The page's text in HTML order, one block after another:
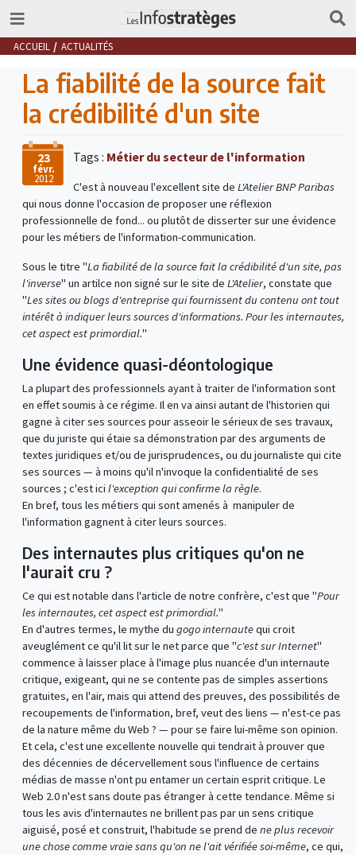
ACCUEIL ACTUALITÉS
La fiabilité de la source fait
la crédibilité d'un site
23
févr.
2012
Tags : Métier du secteur de l'information
C'est à nouveau l'excellent site de L'Atelier BNP Paribas
qui nous donne l'occasion de proposer une réflexion
professionnelle de fond... ou plutôt de disserter sur une évidence
pour les métiers de l'information-communication.
Sous le titre "La fiabilité de la source fait la crédibilité d'un site, pas
l'inverse" un artilce non signé sur le site de L'Atelier, constate que
"Les sites ou blogs d'entreprise qui fournissent du contenu ont tout
intérêt à indiquer leurs sources d'informations. Pour les internautes,
cet aspect est primordial."
Une évidence quasi-déontologique
La plupart des professionnels ayant à traiter de l'information sont
en effet soumis à ce régime. Il en va ainsi autant de l'historien qui
gagne à citer ses sources pour asseoir le sérieux de ses travaux,
que du juriste qui étaie sa démonstration par des arguments de
textes juridiques et/ou de jurisprudences, ou du journaliste qui cite
ses sources — à moins qu'il n'invoque la confidentialité de ses
sources ; c'est ici l'exception qui confirme la règle.
En bref, tous les métiers qui sont amenés à manipuler de
l'information gagnent à citer leurs sources.
Des internautes plus critiques qu'on ne
l'aurait cru ?
Ce qui est notable dans l'article de notre confrère, c'est que "Pour
les internautes, cet aspect est primordial."
En d'autres termes, le mythe du gogo internautequi croit
aveuglément ce qu'il lit sur le net parce que "c'est sur Internet"
commence à laisser place à l'image plus nuancée d'un internaute
critique, exigeant, qui ne se contente pas de simples assertions
gratuites, en l'air, mais qui attend des preuves, des possibilités de
recoupements de l'information, bref, veut des liens — n'est-ce pas
de la nature même du Web ? — pour se faire lui-même son opinion.
Et cela, c'est une excellente nouvelle qui tendrait à prouver que
des décennies de décervellement sous l'influence de certains
médias de masse n'ont pu entamer un certain esprit critique. Le
Web 2.0 n'est sans doute pas étranger à cette tendance. Même si
tous les avis d'internautes ne brillent pas par un sens critique
aiguisé, posé et construit, l'habitude se prend de ne plus recevoir
une chose comme vraie sans qu'on ne l'ait vérifiée soi-même, ce qui,